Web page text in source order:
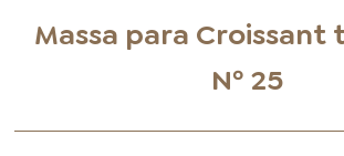
Massa para Croissant
Nº 25